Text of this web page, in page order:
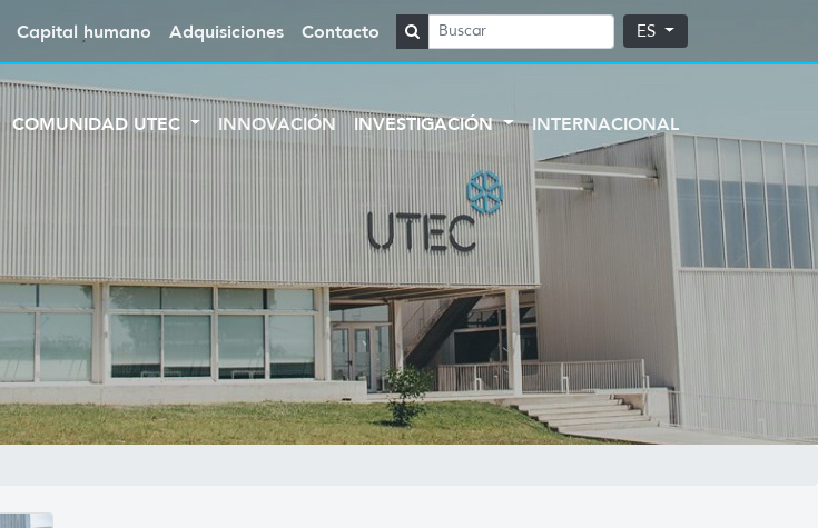
Capital humano Adquisiciones Contacto ES
COMUNIDAD UTEC INNOVACIÓN INVESTIGACIÓN INTERNACIONAL